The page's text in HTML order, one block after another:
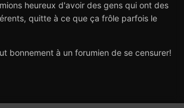
heureux d'avoir des gens qui ont des
quitte à ce que ça frôle parfois le
bonnement à un forumien de se censurer!